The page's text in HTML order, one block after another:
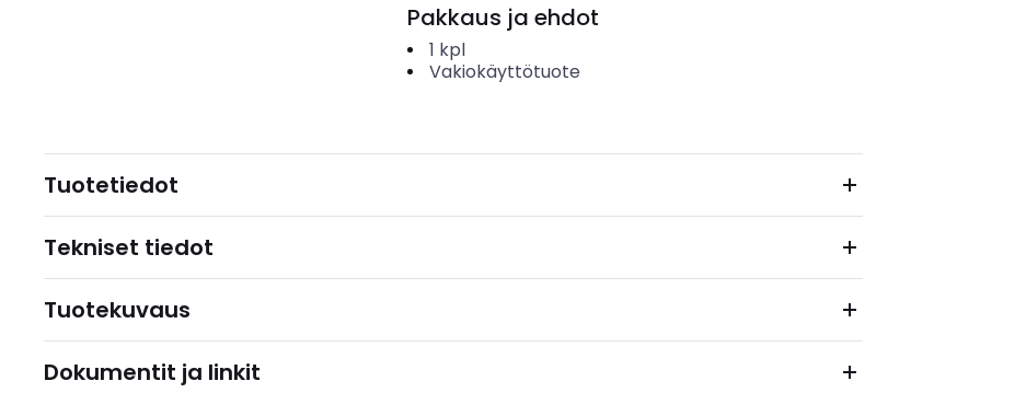
Pakkaus ja ehdot
1 kpl
Vakiokäyttötuote
Tuotetiedot
Tekniset tiedot
Tuotekuvaus
Dokumentit ja linkit